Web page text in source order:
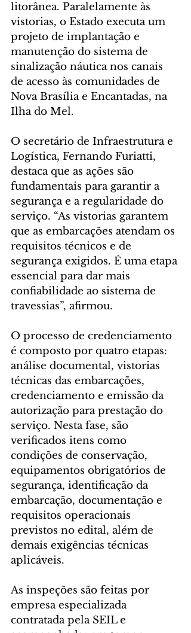
litorânea. Paralelamente às
vistorias, o Estado executa um
projeto de implantação e
manutenção do sistema de
sinalização náutica nos canais
de acesso às comunidades de
Nova Brasília e Encantadas, na
Ilha do Mel.
O secretário de Infraestrutura e
Logística, Fernando Furiatti,
destaca que as ações são
fundamentais para garantir a
segurança e a regularidade do
serviço. “As vistorias garantem
que as embarcações atendam os
requisitos técnicos e de
segurança exigidos. É uma etapa
essencial para dar mais
confiabilidade ao sistema de
travessias”, afirmou.
O processo de credenciamento
é composto por quatro etapas:
análise documental, vistorias
técnicas das embarcações,
credenciamento e emissão da
autorização para prestação do
serviço. Nesta fase, são
verificados itens como
condições de conservação,
equipamentos obrigatórios de
segurança, identificação da
embarcação, documentação e
requisitos operacionais
previstos no edital, além de
demais exigências técnicas
aplicáveis.
As inspeções são feitas por
empresa especializada
contratada pela SEIL e